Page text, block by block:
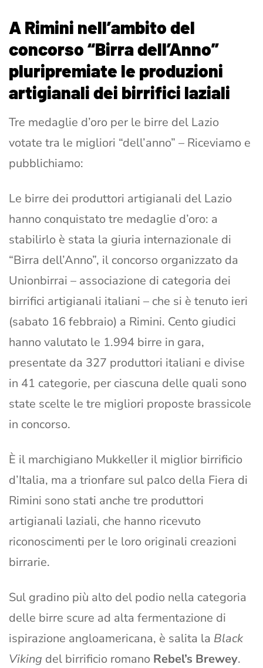
A Rimini nell’ambito del
concorso “Birra dell’Anno”
pluripremiate le produzioni
artigianali dei birrifici laziali
Tre medaglie d’oro per le birre del Lazio
votate tra le migliori “dell’anno” – Riceviamo e
pubblichiamo:
Le birre dei produttori artigianali del Lazio
hanno conquistato tre medaglie d’oro: a
stabilirlo è stata la giuria internazionale di
“Birra dell’Anno”, il concorso organizzato da
Unionbirrai – associazione di categoria dei
birrifici artigianali italiani – che si è tenuto ieri
(sabato 16 febbraio) a Rimini. Cento giudici
hanno valutato le 1.994 birre in gara,
presentate da 327 produttori italiani e divise
in 41 categorie, per ciascuna delle quali sono
state scelte le tre migliori proposte brassicole
in concorso.
È il marchigiano Mukkeller il miglior birrificio
d’Italia, ma a trionfare sul palco della Fiera di
Rimini sono stati anche tre produttori
artigianali laziali, che hanno ricevuto
riconoscimenti per le loro originali creazioni
birrarie.
Sul gradino più alto del podio nella categoria
delle birre scure ad alta fermentazione di
ispirazione angloamericana, è salita la Black
Viking del birrificio romano Rebel’s Brewey.